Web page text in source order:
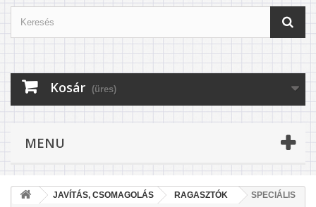
Kosár (üres)
MENU
JAVÍTÁS, CSOMAGOLÁS RAGASZTÓK
SPECIÁLIS